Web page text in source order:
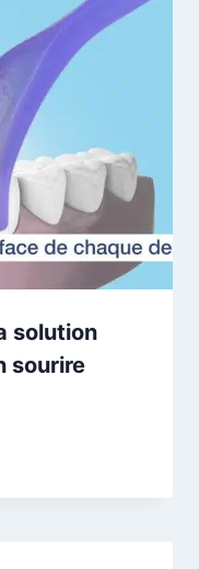
solution
sourire